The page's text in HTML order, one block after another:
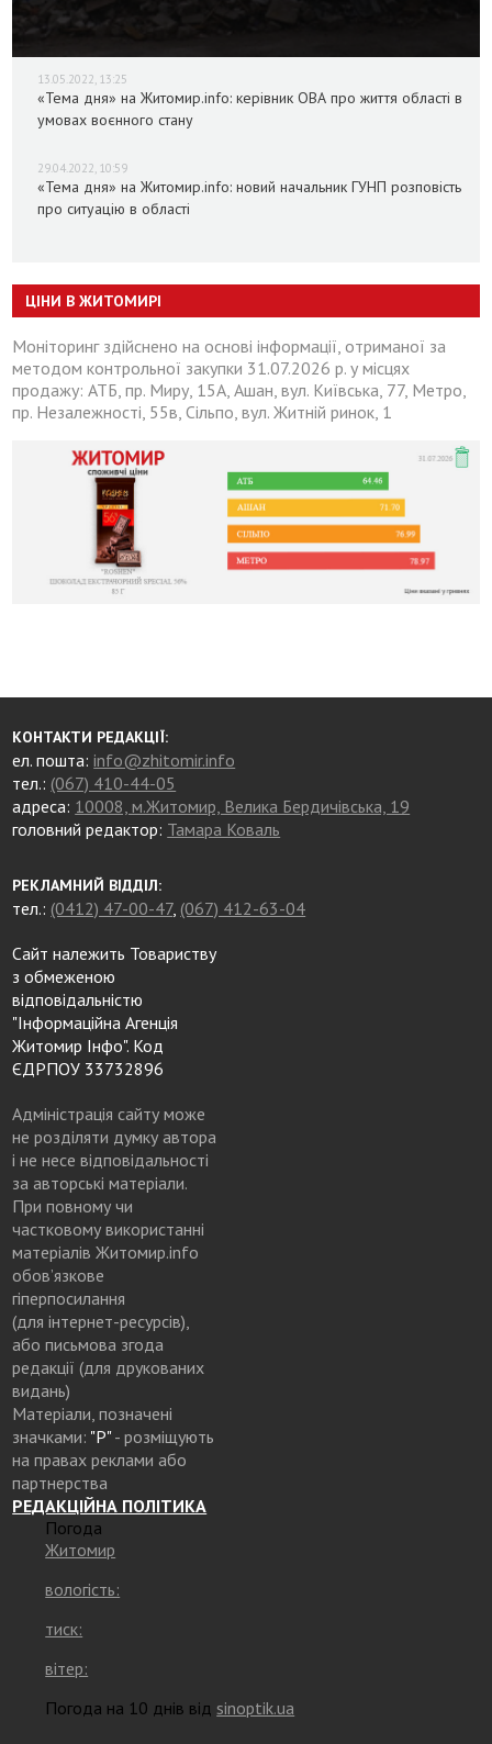
13.05.2022, 13:25
«Тема дня» на Житомир.info: керівник ОВА про життя області в
умовах воєнного стану
29.04.2022, 10:59
«Тема дня» на Житомир.info: новий начальник ГУНП розповість
про ситуацію в області
ЦІНИ В ЖИТОМИРІ
Моніторинг здійснено на основі інформації, отриманої за
методом контрольної закупки 31.07.2026 р. у місцях
продажу: АТБ, пр. Миру, 15А, Ашан, вул. Київська, 77, Метро,
пр. Незалежності, 55в, Сільпо, вул. Житній ринок, 1
КОНТАКТИ РЕДАКЦІЇ:
ел. пошта:info@zhitomir.info
тел.: (067) 410-44-05
адреса: 10008, м.Житомир, Велика Бердичівська, 19
головний редактор: Тамара Коваль
РЕКЛАМНИЙ ВІДДІЛ:
тел.: (0412) 47-00-47, (067) 412-63-04
Сайт належить Товариству
з обмеженою
відповідальністю
"Інформаційна Агенція
Житомир Інфо". Код
ЄДРПОУ 33732896
Адміністрація сайту може
не розділяти думку автора
і не несе відповідальності
за авторські матеріали.
При повному чи
частковому використанні
матеріалів Житомир.info
обов’язкове
гіперпосилання
(для інтернет-ресурсів),
або письмова згода
редакції (для друкованих
видань)
Матеріали, позначені
значками: "Р"- розміщують
на правах реклами або
партнерства
РЕДАКЦІЙНА ПОЛІТИКА
Погода
Житомир
вологість:
тиск:
вітер:
Погода на 10 днів від sinoptik.ua